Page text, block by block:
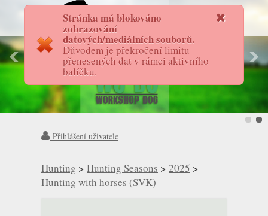
Stránka má blokováno
zobrazování
datových/mediálních souborů.
Důvodem je překročení limitu
přenesených dat v rámci aktivního
balíčku.
FotostoryAS
Přihlášení uživatele
Hunting > Hunting Seasons > 2025 >
Hunting with horses (SVK)